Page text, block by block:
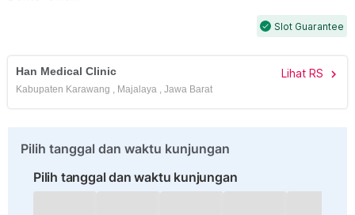
check Slot Guarantee
Han Medical Clinic Lihat RS chevron_right
Kabupaten Karawang , Majalaya , Jawa Barat
Pilih tanggal dan waktu kunjungan
Pilih tanggal dan waktu kunjungan